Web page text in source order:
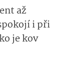
až
i při
je kov